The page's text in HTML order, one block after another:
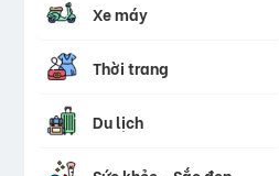
Xe máy
Thời trang
Du lịch